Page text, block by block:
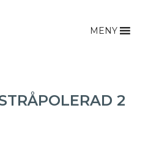
MENY
2